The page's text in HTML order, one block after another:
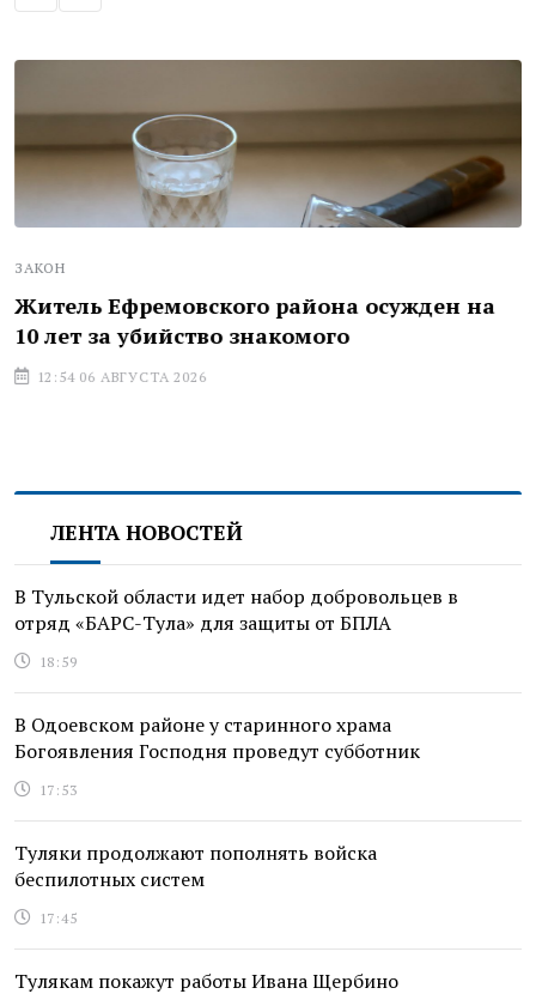
ЗАКОН
Житель Ефремовского района осужден на
10 лет за убийство знакомого
12:54 06 АВГУСТА 2026
ЛЕНТА НОВОСТЕЙ
В Тульской области идет набор добровольцев в
отряд «БАРС-Тула» для защиты от БПЛА
18:59
В Одоевском районе у старинного храма
Богоявления Господня проведут субботник
17:53
Туляки продолжают пополнять войска
беспилотных систем
17:45
Тулякам покажут работы Ивана Щербино